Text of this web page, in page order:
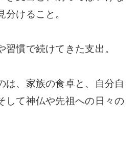
分けること。
慣で続けてきた支出。
は、家族の食卓と、自分自
して神仏や先祖への日々の